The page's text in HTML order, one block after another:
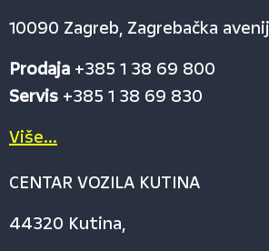
10090 Zagreb, Zagrebačka
Prodaja +385 1 38 69 800
Servis +385 1 38 69 830
Više...
CENTAR VOZILA KUTINA
44320 Kutina,